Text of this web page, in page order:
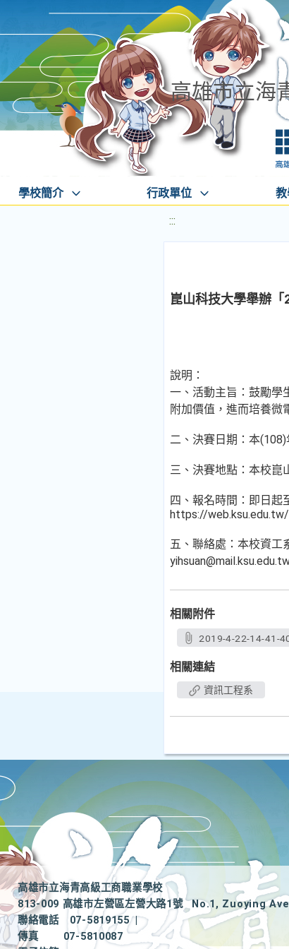
高雄市立海
學校簡介 行政單位
:::
崑山科技大學舉辦「
說明：
一、活動主旨：鼓勵學
附加價值，進而培養微
二、決賽日期：本
三、決賽地點：本校崑
四、報名時間：即日起
https://
五、聯絡處：本校資工
相關附件
2019-4-22-14-41-
相關連結
資訊工程系
高雄市立海青高級工商職業學校
813-009 高雄市左營區左營大路1號
No.1, Zuoying
聯絡電話
07-5819155
|
傳真
07-5810087